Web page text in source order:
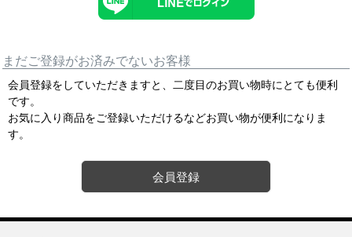
まだご登録がお済みでないお客様
会員登録をしていただきますと、二度目のお買い物時にとても便利
です。
お気に入り商品をご登録いただけるなどお買い物が便利になりま
す。
会員登録